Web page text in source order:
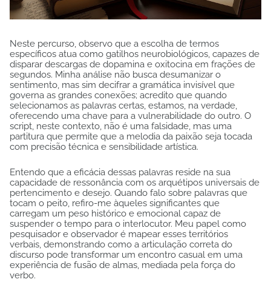
Neste percurso, observo que a escolha de termos
específicos atua como gatilhos neurobiológicos, capazes de
disparar descargas de dopamina e oxitocina em frações de
segundos. Minha análise não busca desumanizar o
sentimento, mas sim decifrar a gramática invisível que
governa as grandes conexões; acredito que quando
selecionamos as palavras certas, estamos, na verdade,
oferecendo uma chave para a vulnerabilidade do outro. O
script, neste contexto, não é uma falsidade, mas uma
partitura que permite que a melodia da paixão seja tocada
com precisão técnica e sensibilidade artística.
Entendo que a eficácia dessas palavras reside na sua
capacidade de ressonância com os arquétipos universais de
pertencimento e desejo. Quando falo sobre palavras que
tocam o peito, refiro-me àqueles significantes que
carregam um peso histórico e emocional capaz de
suspender o tempo para o interlocutor. Meu papel como
pesquisador e observador é mapear esses territórios
verbais, demonstrando como a articulação correta do
discurso pode transformar um encontro casual em uma
experiência de fusão de almas, mediada pela força do
verbo.